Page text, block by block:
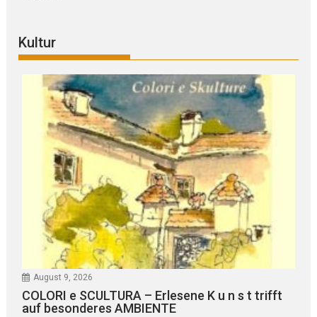
Kultur
August 9, 2026
COLORI e SCULTURA – Erlesene K u n s t trifft
auf besonderes AMBIENTE